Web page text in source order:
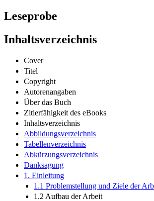
Leseprobe
Inhaltsverzeichnis
Cover
Titel
Copyright
Autorenangaben
Über das Buch
Zitierfähigkeit des eBooks
Inhaltsverzeichnis
Abbildungsverzeichnis
Tabellenverzeichnis
Abkürzungsverzeichnis
Danksagung
1. Einleitung
1.1 Problemstellung und Ziele der
1.2 Aufbau der Arbeit